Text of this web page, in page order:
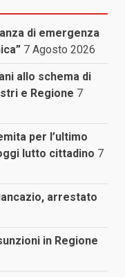
di emergenza
7 Agosto 2026
allo schema di
e Regione 7
per l’ultimo
lutto cittadino 7
arrestato
in Regione